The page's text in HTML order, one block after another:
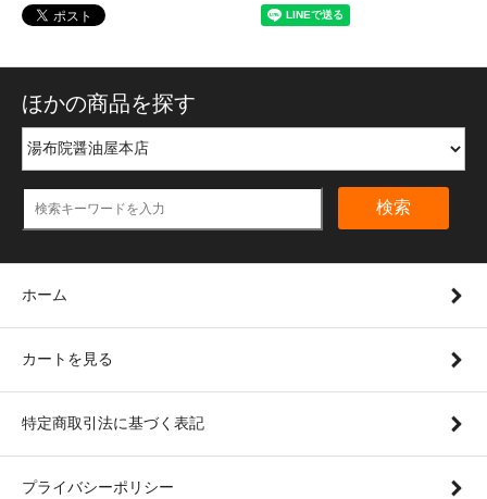
ほかの商品を探す
検索
ホーム
カートを見る
特定商取引法に基づく表記
プライバシーポリシー